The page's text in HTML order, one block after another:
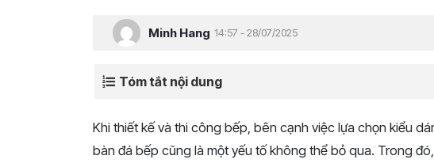
Minh Hang 14:57 - 28/07/2025
Tóm tắt nội dung
Khi thiết kế và thi công bếp, bên cạnh việc lựa chọn kiểu
bàn đá bếp cũng là một yếu tố không thể bỏ qua. Trong